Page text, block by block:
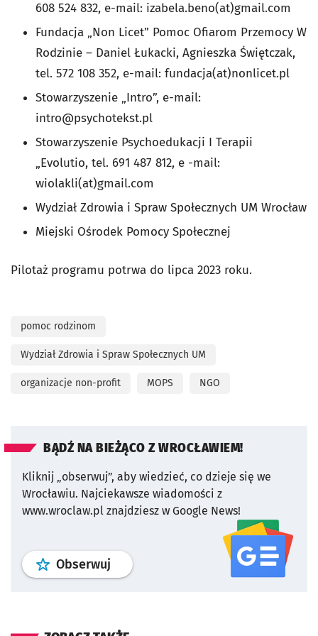
608 524 832, e-mail: izabela.beno(at)gmail.com
Fundacja „Non Licet” Pomoc Ofiarom Przemocy W
Rodzinie – Daniel Łukacki, Agnieszka Świętczak,
tel. 572 108 352, e-mail: fundacja(at)nonlicet.pl
Stowarzyszenie „Intro”, e-mail:
intro@psychotekst.pl
Stowarzyszenie Psychoedukacji I Terapii
„Evolutio, tel. 691 487 812, e -mail:
wiolakli(at)gmail.com
Wydział Zdrowia i Spraw Społecznych UM Wrocław
Miejski Ośrodek Pomocy Społecznej
Pilotaż programu potrwa do lipca 2023 roku.
pomoc rodzinom
Wydział Zdrowia i Spraw Społecznych UM
organizacje non-profit MOPS NGO
BĄDŹ NA BIEŻĄCO Z WROCŁAWIEM!
Kliknij „obserwuj”, aby wiedzieć, co dzieje się we
Wrocławiu. Najciekawsze wiadomości z
www.wroclaw.pl znajdziesz w Google News!
Obserwuj profil serwisu